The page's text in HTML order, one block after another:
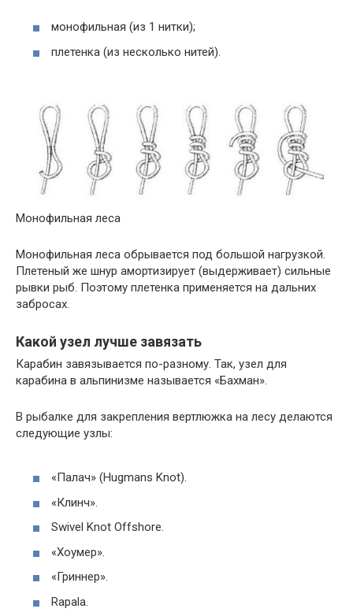
монофильная (из 1 нитки);
плетенка (из несколько нитей).
Монофильная леса
Монофильная леса обрывается под большой нагрузкой.
Плетеный же шнур амортизирует (выдерживает) сильные
рывки рыб. Поэтому плетенка применяется на дальних
забросах.
Какой узел лучше завязать
Карабин завязывается по-разному. Так, узел для
карабина в альпинизме называется «Бахман».
В рыбалке для закрепления вертлюжка на лесу делаются
следующие узлы:
«Палач» (Hugmans Knot).
«Клинч».
Swivel Knot Offshore.
«Хоумер».
«Гриннер».
Rapala.